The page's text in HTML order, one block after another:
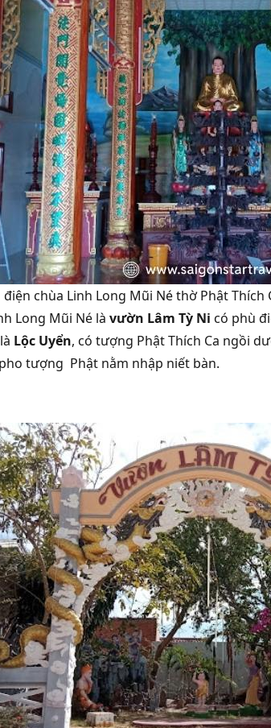
chùa Linh Long Mũi Né thờ Phật Thích
Long Mũi Né là vườn Lâm Tỳ Ni có phù
Lộc Uyển, có tượng Phật Thích Ca ngồi
tượng Phật nằm nhập niết bàn.